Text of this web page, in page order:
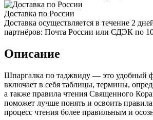
Доставка по России
Доставка осуществляется в течение 2
партнёров: Почта России или СДЭК по
Описание
Шпаргалка по таджвиду — это удобный
включает в себя таблицы, термины,
а также правила чтения Священного
поможет лучше понять и освоить
процесс чтения более правильным и